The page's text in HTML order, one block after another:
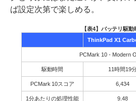
ば設定次第で楽しめる。
【表4】バッテリ駆動
ThinkPad X1
PCMark 10 - Modern
駆動時間 11時間19
PCMark 10スコア 6,434
1分あたりの処理性能 9.48